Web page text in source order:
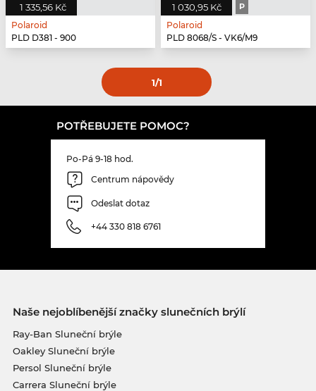
1 335,56 Kč
Polaroid
PLD D381 - 900
1 030,95 Kč P
Polaroid
PLD 8068/S - VK6/M9
1/1
POTŘEBUJETE POMOC?
Po-Pá 9-18 hod.
Centrum nápovědy
Odeslat dotaz
+44 330 818 6761
Naše nejoblíbenější značky slunečních brýlí
Ray-Ban Sluneční brýle
Oakley Sluneční brýle
Persol Sluneční brýle
Carrera Sluneční brýle